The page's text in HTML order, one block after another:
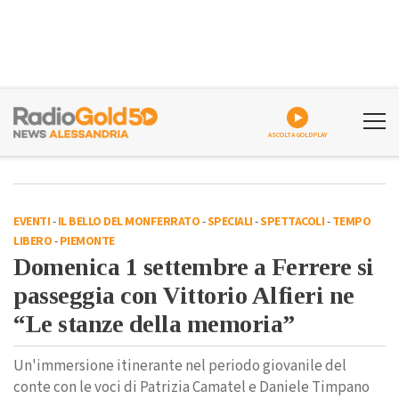
ASCOLTA GOLDPLAY
EVENTI-IL BELLO DEL MONFERRATO-SPECIALI-SPETTACOLI-TEMPO
LIBERO-PIEMONTE
Domenica 1 settembre a Ferrere si
passeggia con Vittorio Alfieri ne
“Le stanze della memoria”
Un'immersione itinerante nel periodo giovanile del
conte con le voci di Patrizia Camatel e Daniele Timpano